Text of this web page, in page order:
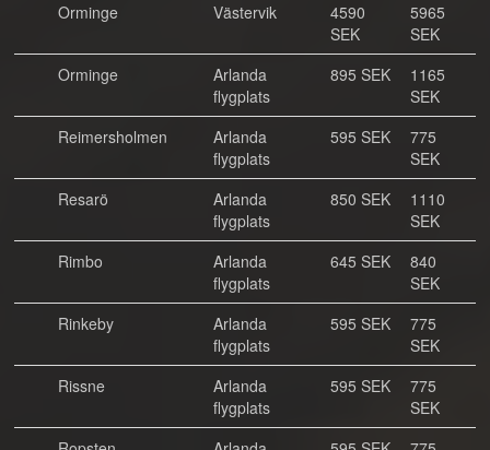
Orminge
Västervik
4590
SEK
5965
SEK
Orminge
Arlanda
flygplats
895 SEK
1165
SEK
Reimersholmen
Arlanda
flygplats
595 SEK
775
SEK
Resarö
Arlanda
flygplats
850 SEK
1110
SEK
Rimbo
Arlanda
flygplats
645 SEK
840
SEK
Rinkeby
Arlanda
flygplats
595 SEK
775
SEK
Rissne
Arlanda
flygplats
595 SEK
775
SEK